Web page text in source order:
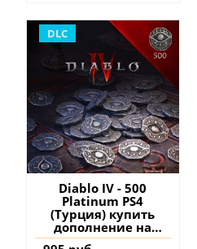
DLC
Diablo IV - 500
Platinum PS4
(Турция) купить
дополнение на
аккаунт